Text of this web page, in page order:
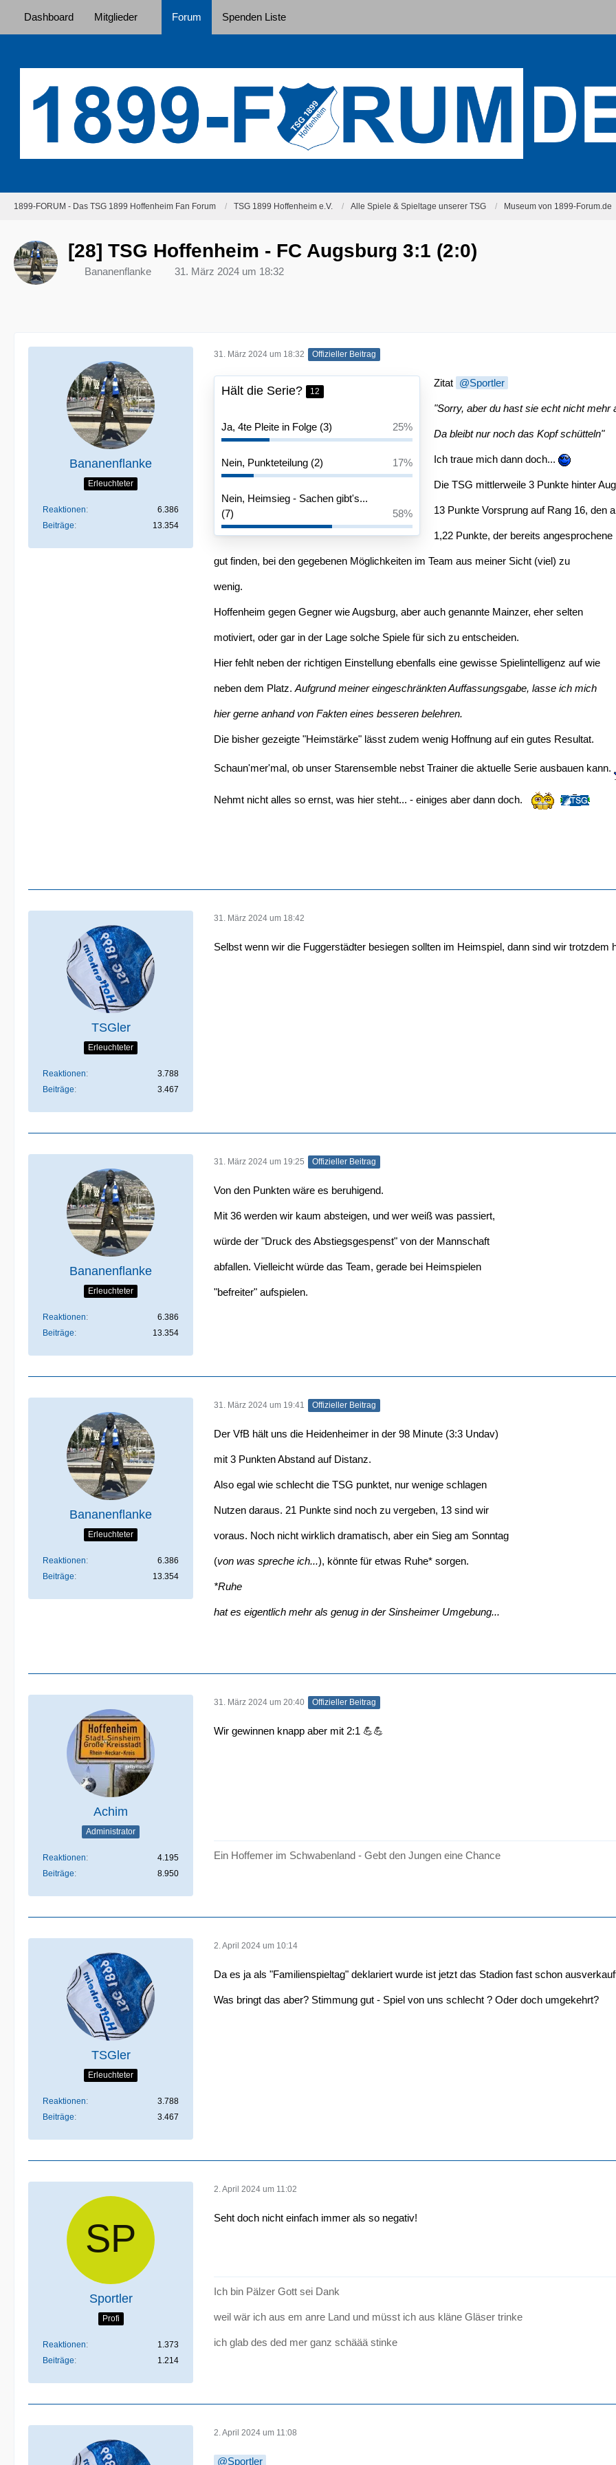
Dashboard Mitglieder Forum Spenden Liste
1899-FORUM - Das TSG 1899 Hoffenheim Fan Forum TSG 1899 Hoffenheim e.V. Alle Spiele & Spieltage unserer TSG Museum von 1899-Forum.de
[28] TSG Hoffenheim - FC Augsburg 3:1 (2:0)
Bananenflanke 31. März 2024 um 18:32
Bananenflanke
Erleuchteter
Reaktionen
6.386
Beiträge
13.354
31. März 2024 um 18:32 Offizieller Beitrag
Hält die Serie? 12
Ja, 4te Pleite in Folge (3) 25%
Nein, Punkteteilung (2) 17%
Nein, Heimsieg - Sachen gibt's...
(7)
58%
Zitat Sportler
"Sorry, aber du hast sie echt nicht mehr
Da bleibt nur noch das Kopf schütteln"
Ich traue mich dann doch...
Die TSG mittlerweile 3 Punkte hinter
13 Punkte Vorsprung auf Rang 16, den
1,22 Punkte, der bereits
gut finden, bei den gegebenen Möglichkeiten im Team aus meiner Sicht (viel) zu
wenig.
Hoffenheim gegen Gegner wie Augsburg, aber auch genannte Mainzer, eher selten
motiviert, oder gar in der Lage solche Spiele für sich zu entscheiden.
Hier fehlt neben der richtigen Einstellung ebenfalls eine gewisse Spielintelligenz auf wie
neben dem Platz. Aufgrund meiner eingeschränkten Auffassungsgabe, lasse ich mich
hier gerne anhand von Fakten eines besseren belehren.
Die bisher gezeigte "Heimstärke" lässt zudem wenig Hoffnung auf ein gutes Resultat.
Schaun'mer'mal, ob unser Starensemble nebst Trainer die aktuelle Serie ausbauen kann.
Nehmt nicht alles so ernst, was hier steht... - einiges aber dann doch.
TSGler
Erleuchteter
Reaktionen
3.788
Beiträge
3.467
31. März 2024 um 18:42
Selbst wenn wir die Fuggerstädter besiegen sollten im Heimspiel, dann sind wir
Bananenflanke
Erleuchteter
Reaktionen
6.386
Beiträge
13.354
31. März 2024 um 19:25 Offizieller Beitrag
Von den Punkten wäre es beruhigend.
Mit 36 werden wir kaum absteigen, und wer weiß was passiert,
würde der "Druck des Abstiegsgespenst" von der Mannschaft
abfallen. Vielleicht würde das Team, gerade bei Heimspielen
"befreiter" aufspielen.
Bananenflanke
Erleuchteter
Reaktionen
6.386
Beiträge
13.354
31. März 2024 um 19:41 Offizieller Beitrag
Der VfB hält uns die Heidenheimer in der 98 Minute (3:3 Undav)
mit 3 Punkten Abstand auf Distanz.
Also egal wie schlecht die TSG punktet, nur wenige schlagen
Nutzen daraus. 21 Punkte sind noch zu vergeben, 13 sind wir
voraus. Noch nicht wirklich dramatisch, aber ein Sieg am Sonntag
(von was spreche ich...), könnte für etwas Ruhe* sorgen.
*Ruhe
hat es eigentlich mehr als genug in der Sinsheimer Umgebung...
Achim
Administrator
Reaktionen
4.195
Beiträge
8.950
31. März 2024 um 20:40 Offizieller Beitrag
Wir gewinnen knapp aber mit 2:1 💪💪
Ein Hoffemer im Schwabenland - Gebt den Jungen eine Chance
TSGler
Erleuchteter
Reaktionen
3.788
Beiträge
3.467
2. April 2024 um 10:14
Da es ja als "Familienspieltag" deklariert wurde ist jetzt das Stadion fast schon
Was bringt das aber? Stimmung gut - Spiel von uns schlecht ? Oder doch umgekehrt?
Sportler
Profi
Reaktionen
1.373
Beiträge
1.214
2. April 2024 um 11:02
Seht doch nicht einfach immer als so negativ!
Ich bin Pälzer Gott sei Dank
weil wär ich aus em anre Land und müsst ich aus kläne Gläser trinke
ich glab des ded mer ganz schäää stinke
2. April 2024 um 11:08
Sportler